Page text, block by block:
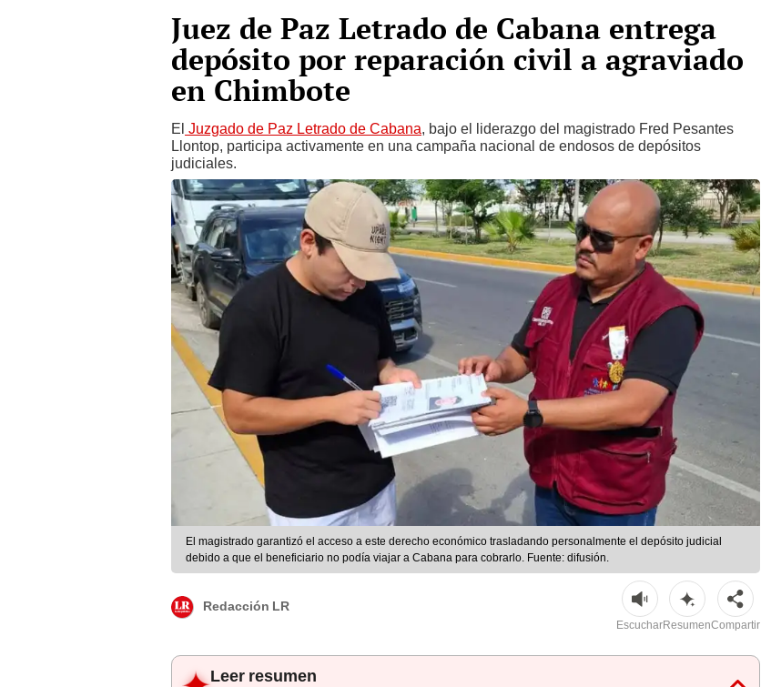
Juez de Paz Letrado de Cabana entrega
depósito por reparación civil a agraviado
en Chimbote
El Juzgado de Paz Letrado de Cabana, bajo el liderazgo del magistrado Fred Pesantes
Llontop, participa activamente en una campaña nacional de endosos de depósitos
judiciales.
El magistrado garantizó el acceso a este derecho económico trasladando personalmente el depósito judicial
debido a que el beneficiario no podía viajar a Cabana para cobrarlo. Fuente: difusión.
Redacción LR
EscucharResumenCompartir
Leer resumen